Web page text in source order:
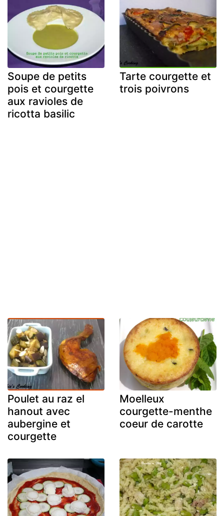
Soupe de petits
pois et courgette
aux ravioles de
ricotta basilic
Tarte courgette et
trois poivrons
Poulet au raz el
hanout avec
aubergine et
courgette
Moelleux
courgette-menthe
coeur de carotte